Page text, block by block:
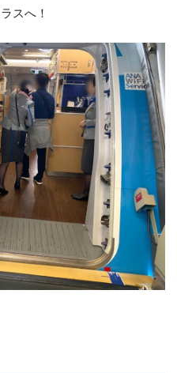
スへ！